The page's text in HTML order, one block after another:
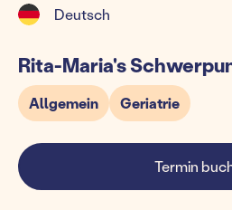
Deutsch
Rita-Maria's
Allgemein Geriatrie
Termin